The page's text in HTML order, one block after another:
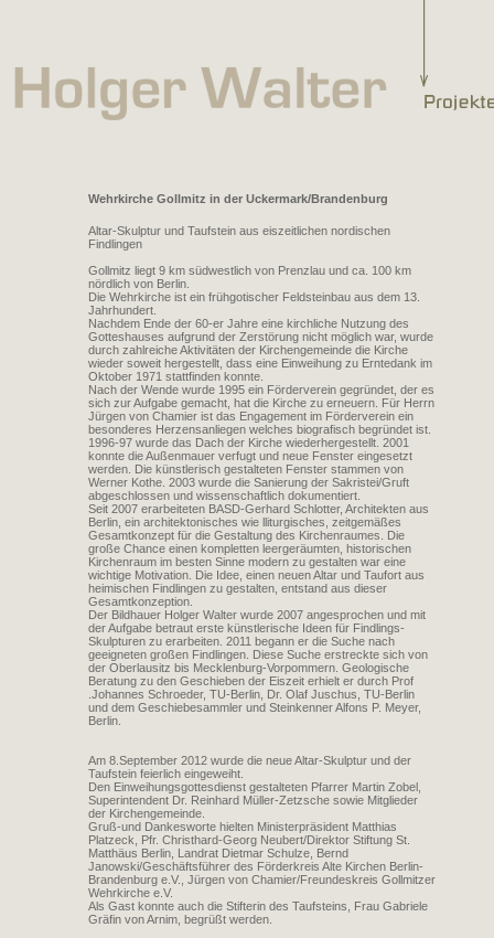
Wehrkirche Gollmitz in der Uckermark/Brandenburg
Altar-Skulptur und Taufstein aus eiszeitlichen nordischen
Findlingen
Gollmitz liegt 9 km südwestlich von Prenzlau und ca. 100 km
nördlich von Berlin.
Die Wehrkirche ist ein frühgotischer Feldsteinbau aus dem 13.
Jahrhundert.
Nachdem Ende der 60-er Jahre eine kirchliche Nutzung des
Gotteshauses aufgrund der Zerstörung nicht möglich war, wurde
durch zahlreiche Aktivitäten der Kirchengemeinde die Kirche
wieder soweit hergestellt, dass eine Einweihung zu Erntedank im
Oktober 1971 stattfinden konnte.
Nach der Wende wurde 1995 ein Förderverein gegründet, der es
sich zur Aufgabe gemacht, hat die Kirche zu erneuern. Für Herrn
Jürgen von Chamier ist das Engagement im Förderverein ein
besonderes Herzensanliegen welches biografisch begründet ist.
1996-97 wurde das Dach der Kirche wiederhergestellt. 2001
konnte die Außenmauer verfugt und neue Fenster eingesetzt
werden. Die künstlerisch gestalteten Fenster stammen von
Werner Kothe. 2003 wurde die Sanierung der Sakristei/Gruft
abgeschlossen und wissenschaftlich dokumentiert.
Seit 2007 erarbeiteten BASD-Gerhard Schlotter, Architekten aus
Berlin, ein architektonisches wie lliturgisches, zeitgemäßes
Gesamtkonzept für die Gestaltung des Kirchenraumes. Die
große Chance einen kompletten leergeräumten, historischen
Kirchenraum im besten Sinne modern zu gestalten war eine
wichtige Motivation. Die Idee, einen neuen Altar und Taufort aus
heimischen Findlingen zu gestalten, entstand aus dieser
Gesamtkonzeption.
Der Bildhauer Holger Walter wurde 2007 angesprochen und mit
der Aufgabe betraut erste künstlerische Ideen für Findlings-
Skulpturen zu erarbeiten. 2011 begann er die Suche nach
geeigneten großen Findlingen. Diese Suche erstreckte sich von
der Oberlausitz bis Mecklenburg-Vorpommern. Geologische
Beratung zu den Geschieben der Eiszeit erhielt er durch Prof
.Johannes Schroeder, TU-Berlin, Dr. Olaf Juschus, TU-Berlin
und dem Geschiebesammler und Steinkenner Alfons P. Meyer,
Berlin.
Am 8.September 2012 wurde die neue Altar-Skulptur und der
Taufstein feierlich eingeweiht.
Den Einweihungsgottesdienst gestalteten Pfarrer Martin Zobel,
Superintendent Dr. Reinhard Müller-Zetzsche sowie Mitglieder
der Kirchengemeinde.
Gruß-und Dankesworte hielten Ministerpräsident Matthias
Platzeck, Pfr. Christhard-Georg Neubert/Direktor Stiftung St.
Matthäus Berlin, Landrat Dietmar Schulze, Bernd
Janowski/Geschäftsführer des Förderkreis Alte Kirchen Berlin-
Brandenburg e.V., Jürgen von Chamier/Freundeskreis Gollmitzer
Wehrkirche e.V.
Als Gast konnte auch die Stifterin des Taufsteins, Frau Gabriele
Gräfin von Arnim, begrüßt werden.